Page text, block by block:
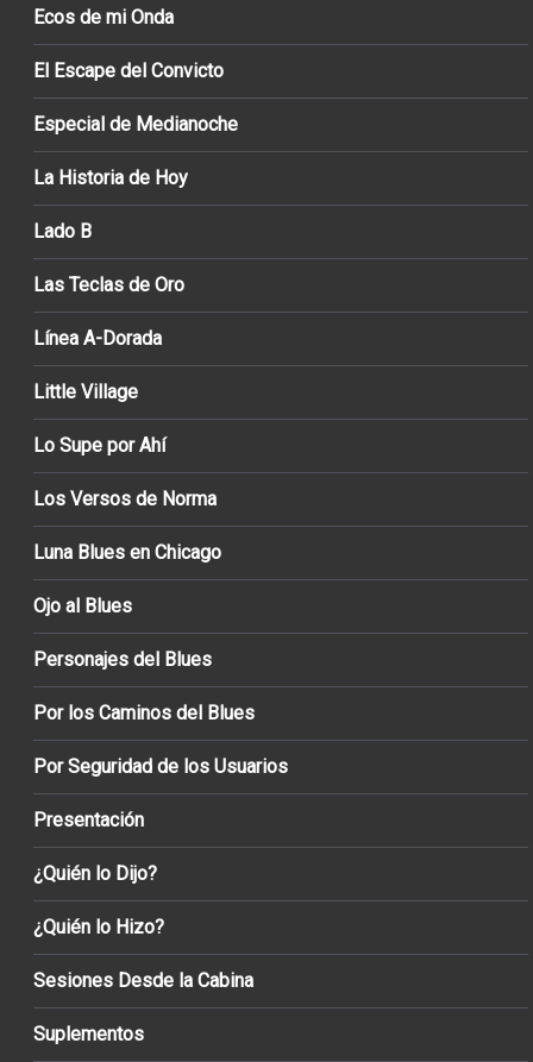
Ecos de mi Onda
El Escape del Convicto
Especial de Medianoche
La Historia de Hoy
Lado B
Las Teclas de Oro
Línea A-Dorada
Little Village
Lo Supe por Ahí
Los Versos de Norma
Luna Blues en Chicago
Ojo al Blues
Personajes del Blues
Por los Caminos del Blues
Por Seguridad de los Usuarios
Presentación
¿Quién lo Dijo?
¿Quién lo Hizo?
Sesiones Desde la Cabina
Suplementos